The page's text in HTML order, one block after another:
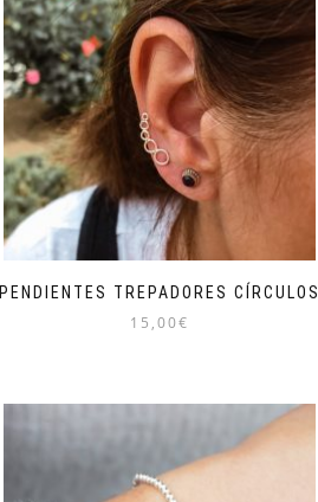
PENDIENTES TREPADORES CÍRCULOS
15,00€